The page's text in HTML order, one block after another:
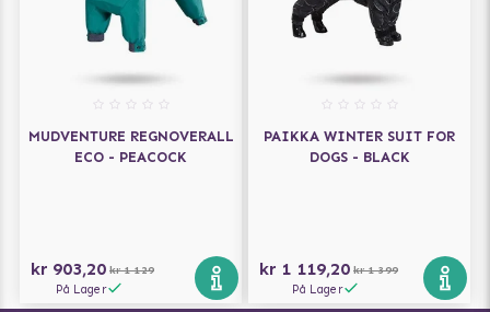
MUDVENTURE REGNOVERALL
ECO - PEACOCK
kr 903,20 kr 1 129
På Lager
PAIKKA WINTER SUIT FOR
DOGS - BLACK
kr 1 119,20 kr 1 399
På Lager